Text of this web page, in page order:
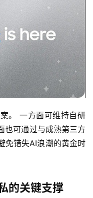
。 一方面可维持自研
也可通过与成熟第三方
免错失AI浪潮的黄金时
的关键支撑